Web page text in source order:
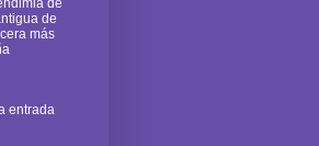
de
de
más
entrada